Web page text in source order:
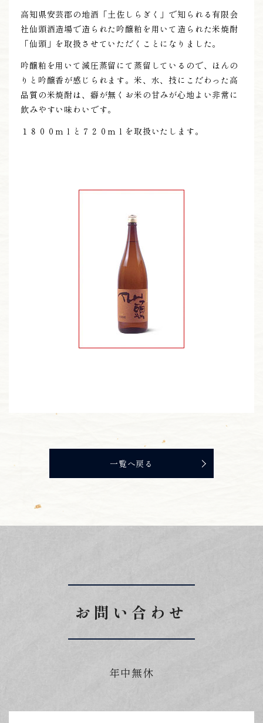
06-6422-1101
※上記時間以外は留守番電話にて対応
高知県安芸郡の地酒「土佐しらぎく」で知られる有限会
社仙頭酒造場で造られた吟醸粕を用いて造られた米焼酎
「仙頭」を取扱させていただくことになりました。
吟醸粕を用いて減圧蒸留にて蒸留しているので、ほんの
りと吟醸香が感じられます。米、水、技にこだわった高
品質の米焼酎は、癖が無くお米の甘みが心地よい非常に
飲みやすい味わいです。
１８００ｍｌと７２０ｍｌを取扱いたします。
一覧へ戻る
お問い合わせ
年中無休